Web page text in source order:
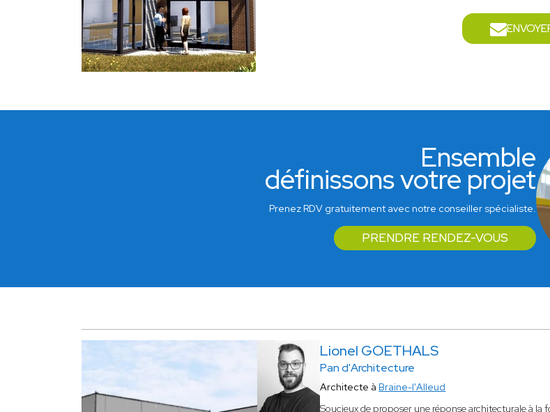
Ensemble
définissons votre projet
Prenez RDV gratuitement avec notre conseiller spécialiste.
PRENDRE RENDEZ-VOUS
Lionel GOETHALS
Pan d'Architecture
Architecte à Braine-l'Alleud
Soucieux de proposer une réponse architecturale à